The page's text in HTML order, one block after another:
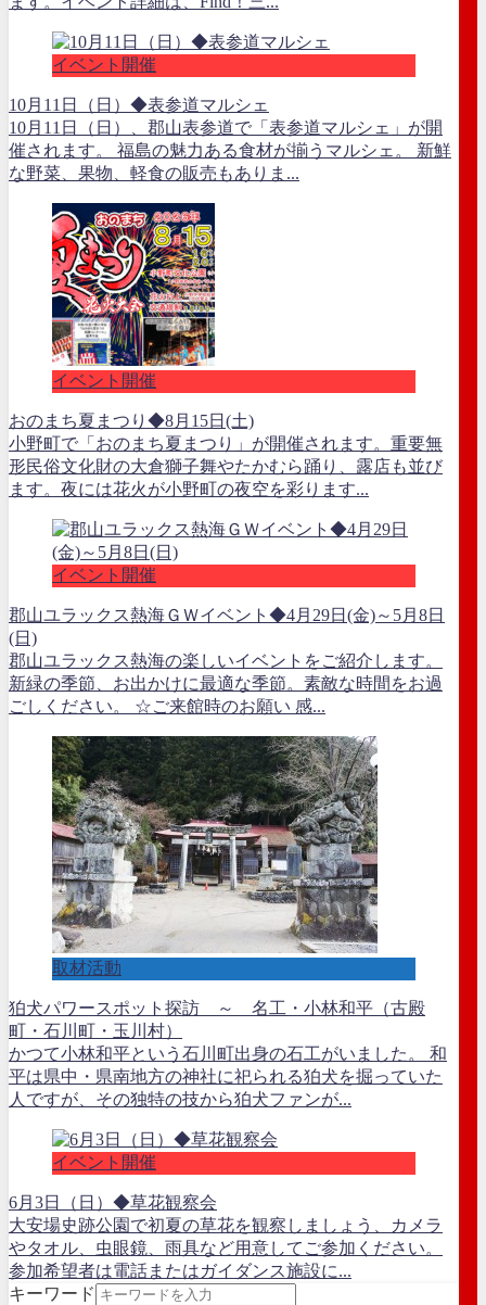
イベント開催
10月11日（日）◆表参道マルシェ
10月11日（日）、郡山表参道で「表参道マルシェ」が開
催されます。 福島の魅力ある食材が揃うマルシェ。 新鮮
な野菜、果物、軽食の販売もありま...
イベント開催
おのまち夏まつり◆8月15日(土)
小野町で「おのまち夏まつり」が開催されます。重要無
形民俗文化財の大倉獅子舞やたかむら踊り、露店も並び
ます。夜には花火が小野町の夜空を彩ります...
イベント開催
郡山ユラックス熱海ＧＷイベント◆4月29日(金)～5月8日
(日)
郡山ユラックス熱海の楽しいイベントをご紹介します。
新緑の季節、お出かけに最適な季節。素敵な時間をお過
ごしください。 ☆ご来館時のお願い 感...
取材活動
狛犬パワースポット探訪 ～ 名工・小林和平（古殿
町・石川町・玉川村）
かつて小林和平という石川町出身の石工がいました。 和
平は県中・県南地方の神社に祀られる狛犬を掘っていた
人ですが、その独特の技から狛犬ファンが...
イベント開催
6月3日（日）◆草花観察会
大安場史跡公園で初夏の草花を観察しましょう、カメラ
やタオル、虫眼鏡、雨具など用意してご参加ください。
参加希望者は電話またはガイダンス施設に...
キーワード